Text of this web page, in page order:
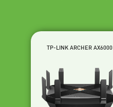
TP-LINK ARCHER AX6000